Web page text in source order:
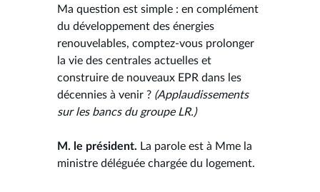
Ma question est simple : en complément
du développement des énergies
renouvelables, comptez-vous prolonger
la vie des centrales actuelles et
construire de nouveaux EPR dans les
décennies à venir ? (Applaudissements
sur les bancs du groupe LR.)
M. le président. La parole est à Mme la
ministre déléguée chargée du logement.